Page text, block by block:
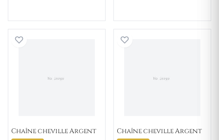
Chaîne cheville Argent
Chaîne cheville Argent Chaîne cheville Argent